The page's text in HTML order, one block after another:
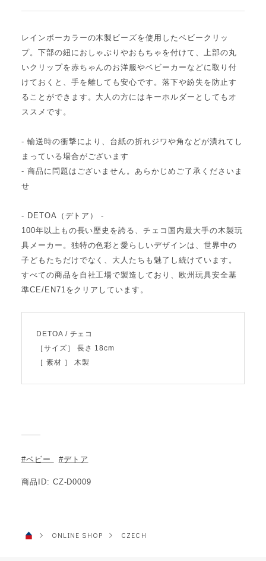
レインボーカラーの木製ビーズを使用したベビークリッ
プ。下部の紐におしゃぶりやおもちゃを付けて、上部の丸
いクリップを赤ちゃんのお洋服やベビーカーなどに取り付
けておくと、手を離しても安心です。落下や紛失を防止す
ることができます。大人の方にはキーホルダーとしてもオ
ススメです。
- 輸送時の衝撃により、台紙の折れジワや角などが潰れてし
まっている場合がございます
- 商品に問題はございません。あらかじめご了承くださいま
せ
- DETOA（デトア） -
100年以上もの長い歴史を誇る、チェコ国内最大手の木製玩
具メーカー。独特の色彩と愛らしいデザインは、世界中の
子どもたちだけでなく、大人たちも魅了し続けています。
すべての商品を自社工場で製造しており、欧州玩具安全基
準CE/EN71をクリアしています。
DETOA / チェコ
［サイズ］ 長さ 18cm
［ 素材 ］ 木製
#ベビー #デトア
商品ID: CZ-D0009
ONLINE SHOP CZECH